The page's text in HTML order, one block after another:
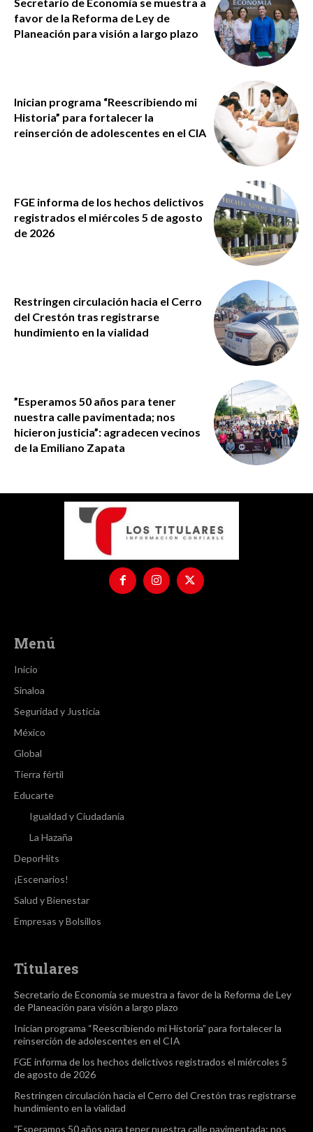
favor de la Reforma de Ley de
Planeación para visión a largo plazo
Inician programa “Reescribiendo mi
Historia” para fortalecer la
reinserción de adolescentes en el CIA
FGE informa de los hechos delictivos
registrados el miércoles 5 de agosto
de 2026
Restringen circulación hacia el Cerro
del Crestón tras registrarse
hundimiento en la vialidad
”Esperamos 50 años para tener
nuestra calle pavimentada; nos
hicieron justicia”: agradecen vecinos
de la Emiliano Zapata
Menú
Inicio
Sinaloa
Seguridad y Justicia
México
Global
Tierra fértil
Educarte
Igualdad y Ciudadanía
La Hazaña
DeporHits
¡Escenarios!
Salud y Bienestar
Empresas y Bolsillos
Titulares
Secretario de Economía se muestra a favor de la Reforma de Ley
de Planeación para visión a largo plazo
Inician programa “Reescribiendo mi Historia” para fortalecer la
reinserción de adolescentes en el CIA
FGE informa de los hechos delictivos registrados el miércoles 5
de agosto de 2026
Restringen circulación hacia el Cerro del Crestón tras registrarse
hundimiento en la vialidad
”Esperamos 50 años para tener nuestra calle pavimentada; nos